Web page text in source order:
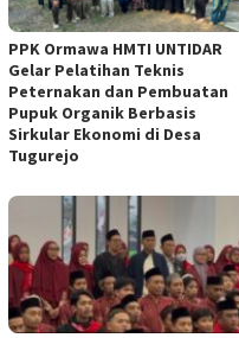
PPK Ormawa HMTI UNTIDAR
Gelar Pelatihan Teknis
Peternakan dan Pembuatan
Pupuk Organik Berbasis
Sirkular Ekonomi di Desa
Tugurejo